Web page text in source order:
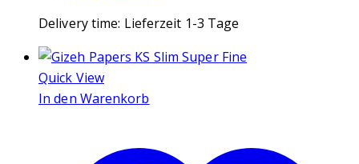
Delivery time: Lieferzeit 1-3 Tage
Quick View
In den Warenkorb